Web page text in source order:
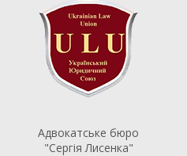
Адвокатське бюро
"Сергія Лисенка"